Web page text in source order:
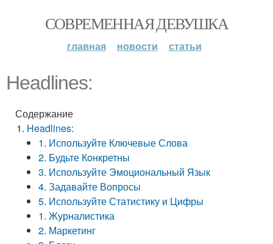
СОВРЕМЕННАЯ ДЕВУШКА
главная новости статьи
Headlines:
Содержание
Headlines:
1. Используйте Ключевые Слова
2. Будьте Конкретны
3. Используйте Эмоциональный Язык
4. Задавайте Вопросы
5. Используйте Статистику и Цифры
1. Журналистика
2. Маркетинг